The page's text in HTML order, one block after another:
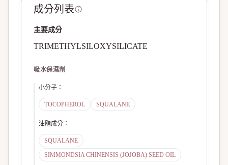
成分列表
主要成分
TRIMETHYLSILOXYSILICATE
吸水保濕劑
小分子 ：
TOCOPHEROL SQUALANE
油脂成分 ：
SQUALANE
SIMMONDSIA CHINENSIS (JOJOBA) SEED OIL